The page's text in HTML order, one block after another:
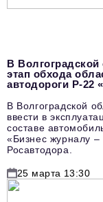
В
этап обхода
автодороги Р-22
В Волгоградской
ввести в
составе
«Бизнес журналу
Росавтодора.
25 марта 13:30